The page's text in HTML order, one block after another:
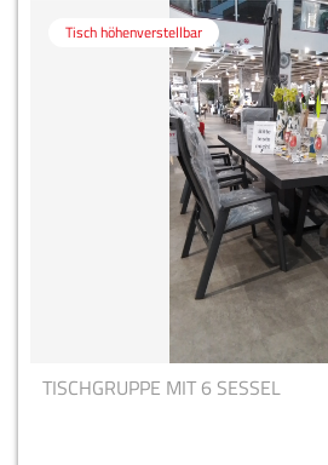
Tisch höhenverstellbar
TISCHGRUPPE MIT 6 SESSEL